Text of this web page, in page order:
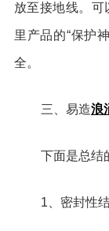
放至接地线。
里产品的“保护
全。
三、易造浪
下面是总结
1、密封性